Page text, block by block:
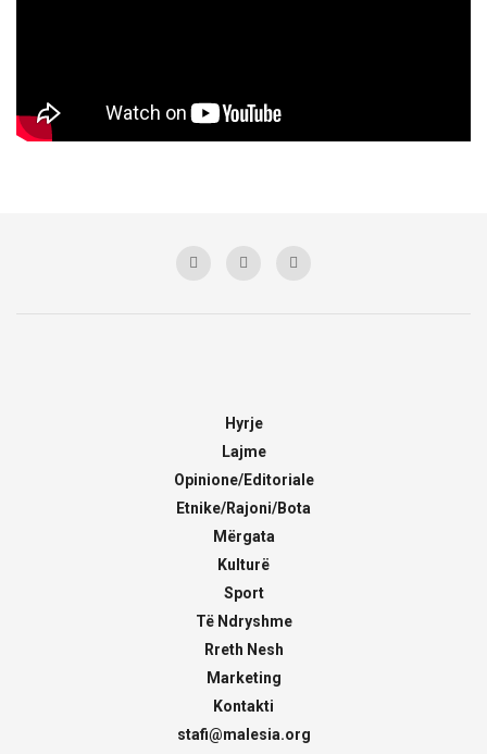
Hyrje
Lajme
Opinione/Editoriale
Etnike/Rajoni/Bota
Mërgata
Kulturë
Sport
Të Ndryshme
Rreth Nesh
Marketing
Kontakti
stafi@malesia.org